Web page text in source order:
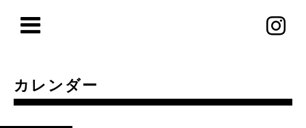
カレンダー